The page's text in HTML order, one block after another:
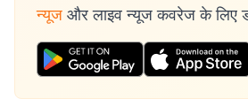
न्यूज और लाइव न्यूज कवरेज के लिए